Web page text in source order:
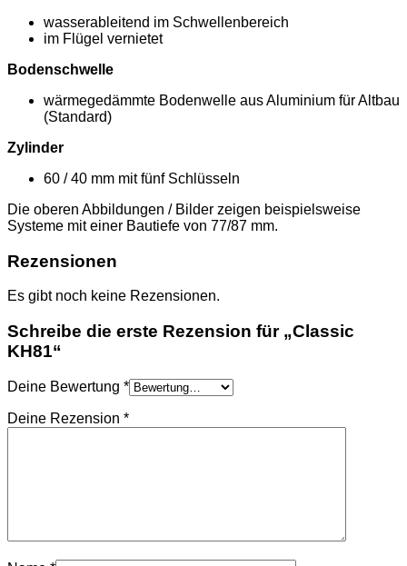
wasserableitend im Schwellenbereich
im Flügel vernietet
Bodenschwelle
wärmegedämmte Bodenwelle aus Aluminium für Altbau
(Standard)
Zylinder
60 / 40 mm mit fünf Schlüsseln
Die oberen Abbildungen / Bilder zeigen beispielsweise
Systeme mit einer Bautiefe von 77/87 mm.
Rezensionen
Es gibt noch keine Rezensionen.
Schreibe die erste Rezension für „Classic
KH81“
Deine Bewertung *
Deine Rezension *